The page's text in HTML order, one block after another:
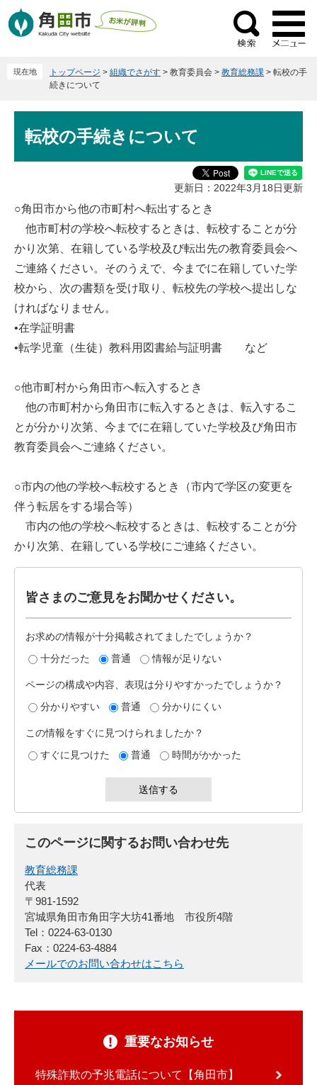
ー
ニ
検
索
現在地 トップページ > 組織でさがす > 教育委員会 > 教育総務課 > 転校の手
続きについて
文転校の手続きについて
更新日：2022年3月18日更新
○角田市から他の市町村へ転出するとき
他市町村の学校へ転校するときは、転校することが分
かり次第、在籍している学校及び転出先の教育委員会へ
ご連絡ください。そのうえで、今までに在籍していた学
校から、次の書類を受け取り、転校先の学校へ提出しな
ければなりません。
•在学証明書
•転学児童（生徒）教科用図書給与証明書 など
○他市町村から角田市へ転入するとき
他の市町村から角田市に転入するときは、転入するこ
とが分かり次第、今までに在籍していた学校及び角田市
教育委員会へご連絡ください。
○市内の他の学校へ転校するとき（市内で学区の変更を
伴う転居をする場合等）
市内の他の学校へ転校するときは、転校することが分
かり次第、在籍している学校にご連絡ください。
皆さまのご意見をお聞かせください。
お求めの情報が十分掲載されてましたでしょうか？
十分だった
普通 情報が足りない
ページの構成や内容、表現は分りやすかったでしょうか？
分かりやすい
普通 分かりにくい
この情報をすぐに見つけられましたか？
すぐに見つけた
普通 時間がかかった
このページに関するお問い合わせ先
教育総務課
代表
〒981-1592
宮城県角田市角田字大坊41番地 市役所4階
Tel：0224-63-0130
Fax：0224-63-4884
メールでのお問い合わせはこちら
重要なお知らせ
特殊詐欺の予兆電話について【角田市】